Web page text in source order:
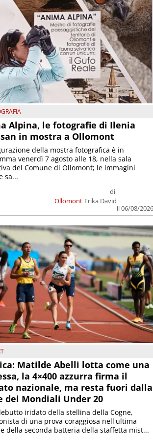
Alpina, le fotografie di Ilenia
in mostra a Ollomont
Ollomont
di
Erika David
il 06/08/2026
della mostra fotografica è in
venerdì 7 agosto alle 18, nella sala
del Comune di Ollomont; le immagini
sa...
Matilde Abelli lotta come una
la 4×400 azzurra firma il
nazionale, ma resta fuori dalla
dei Mondiali Under 20
iridato della stellina della Cogne,
di una prova coraggiosa nell'ultima
della seconda batteria della staffetta mist...